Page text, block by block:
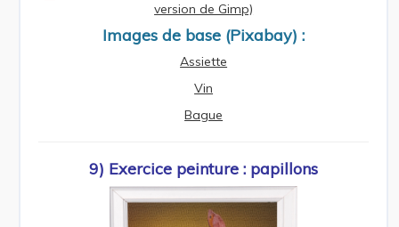
version de Gimp)
Images de base (Pixabay) :
Assiette
Vin
Bague
9) Exercice peinture : papillons